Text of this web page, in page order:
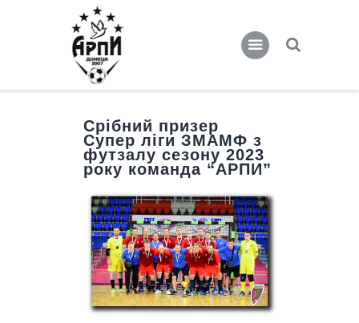
Сайт футбольного клуба АРПИ
Главная
Новости
Команда
Чемпионаты
Медиа
О клубе
Срібний призер
Супер ліги ЗМАМФ з
футзалу сезону 2023
року команда “АРПИ”